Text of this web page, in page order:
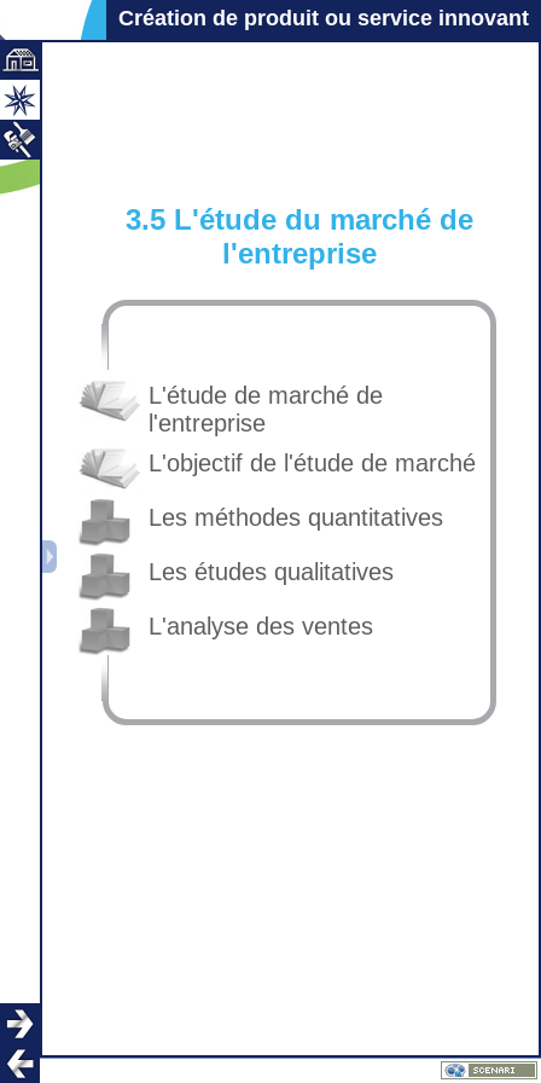
Création de produit ou service innovant
3.5 L'étude du marché de
l'entreprise
L'étude de marché de
l'entreprise
L'objectif de l'étude de marché
Les méthodes quantitatives
Les études qualitatives
L'analyse des ventes